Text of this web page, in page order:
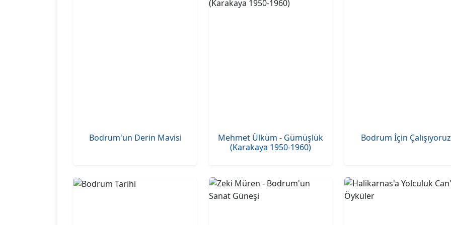
Bodrum'un Derin Mavisi
Mehmet Ülküm - Gümüşlük
(Karakaya 1950-1960)
Bodrum İçin Çalışıyoruz